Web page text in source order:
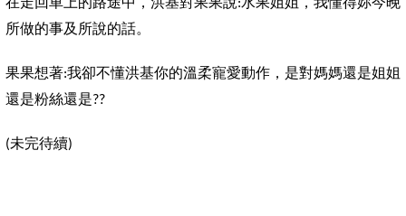
:
所做的事及所說的話。
果果想著:我卻不懂洪基你的溫柔寵愛動作，是對媽媽還是姐姐
還是粉絲還是??
(未完待續)